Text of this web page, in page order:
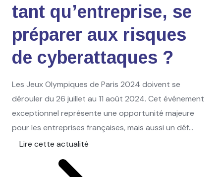
tant qu’entreprise, se
préparer aux risques
de cyberattaques ?
Les Jeux Olympiques de Paris 2024 doivent se
dérouler du 26 juillet au 11 août 2024. Cet événement
exceptionnel représente une opportunité majeure
pour les entreprises françaises, mais aussi un déf...
Lire cette actualité